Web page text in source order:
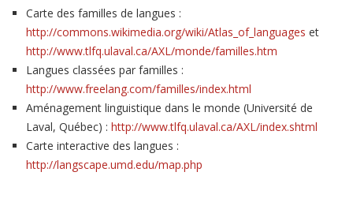
Carte des familles de langues :
http://commons.wikimedia.org/wiki/Atlas_of_languages et
http://www.tlfq.ulaval.ca/AXL/monde/familles.htm
Langues classées par familles :
http://www.freelang.com/familles/index.html
Aménagement linguistique dans le monde (Université de
Laval, Québec) : http://www.tlfq.ulaval.ca/AXL/index.shtml
Carte interactive des langues :
http://langscape.umd.edu/map.php